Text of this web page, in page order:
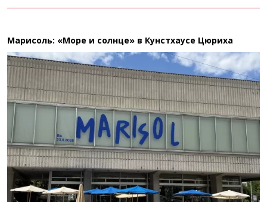
Марисоль: «Море и солнце» в Кунстхаусе Цюриха